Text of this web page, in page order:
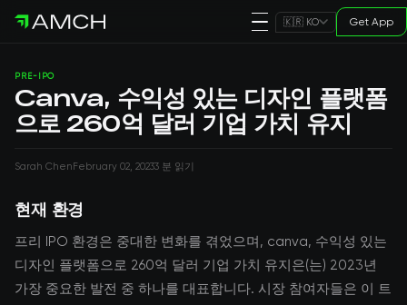
🇰🇷 KO Get App
PRE-IPO
Canva, 수익성 있는 디자인 플랫폼
으로 260억 달러 기업 가치 유지
Sarah ChenFebruary 02, 20233 분 읽기
현재 환경
프리 IPO 환경은 중대한 변화를 겪었으며, canva, 수익성 있는
디자인 플랫폼으로 260억 달러 기업 가치 유지은(는) 2023년
가장 중요한 발전 중 하나를 대표합니다. 시장 참여자들은 이 트